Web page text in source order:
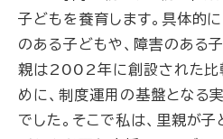
子どもを養育します。具体的
のある子どもや、障害のある
親は2002年に創設された比
めに、制度運用の基盤となる
でした。そこで私は、里親が